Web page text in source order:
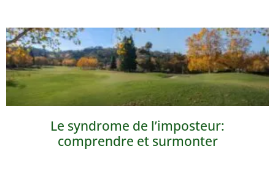
Le syndrome de l’imposteur:
comprendre et surmonter